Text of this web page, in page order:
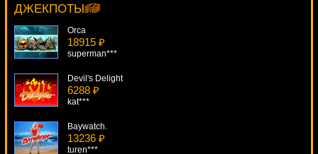
ДЖЕКПОТЫsgvwood***
Orca
18915 ₽
superman***
Devil's Delight
6288 ₽
kat***
Baywatch.
13236 ₽
turen***